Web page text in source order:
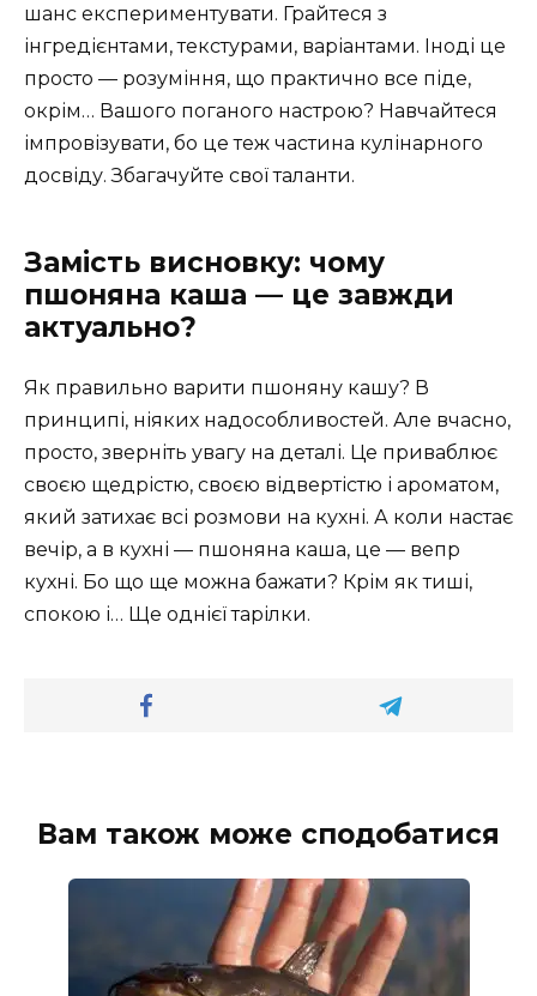
шанс експериментувати. Грайтеся з
інгредієнтами, текстурами, варіантами. Іноді це
просто — розуміння, що практично все піде,
окрім… Вашого поганого настрою? Навчайтеся
імпровізувати, бо це теж частина кулінарного
досвіду. Збагачуйте свої таланти.
Замість висновку: чому
пшоняна каша — це завжди
актуально?
Як правильно варити пшоняну кашу? В
принципі, ніяких надособливостей. Але вчасно,
просто, зверніть увагу на деталі. Це приваблює
своєю щедрістю, своєю відвертістю і ароматом,
який затихає всі розмови на кухні. А коли настає
вечір, а в кухні — пшоняна каша, це — вепр
кухні. Бо що ще можна бажати? Крім як тиші,
спокою і… Ще однієї тарілки.
Вам також може сподобатися